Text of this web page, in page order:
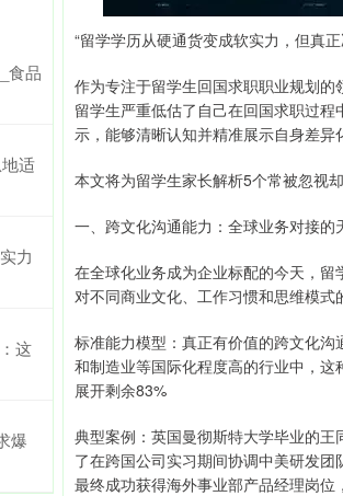
“留学学历从硬通货变成软实力，但真
作为专注于留学生回国求职职业规划
留学生严重低估了自己在回国求职过
示，能够清晰认知并精准展示自身差异
本文将为留学生家长解析5个常被忽视
一、跨文化沟通能力：全球业务对接的
在全球化业务成为企业标配的今天，
对不同商业文化、工作习惯和思维模式
标准能力模型：真正有价值的跨文化
和制造业等国际化程度高的行业中，这
展开剩余83%
典型案例：英国曼彻斯特大学毕业的
了在跨国公司实习期间协调中美研发
最终成功获得海外事业部产品经理岗位
食品
适
力
这
爆